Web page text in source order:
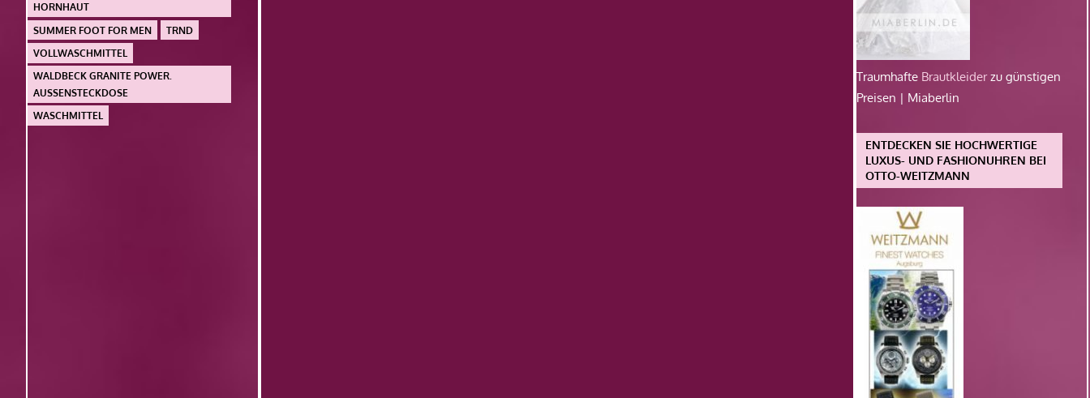
HORNHAUT
SUMMER FOOT FOR MEN
TRND
VOLLWASCHMITTEL
WALDBECK GRANITE POWER.
AUSSENSTECKDOSE
WASCHMITTEL
Traumhafte Brautkleiderzu günstigen
Preisen | Miaberlin
ENTDECKEN SIE HOCHWERTIGE
LUXUS- UND FASHIONUHREN BEI
OTTO-WEITZMANN